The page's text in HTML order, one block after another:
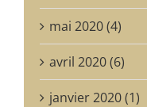
mai 2020 (4)
avril 2020 (6)
janvier 2020 (1)